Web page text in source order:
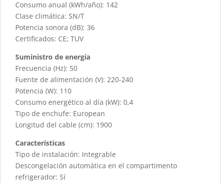
Consumo anual (kWh/año): 142
Clase climática: SN/T
Potencia sonora (dB): 36
Certificados: CE; TUV
Suministro de energía
Frecuencia (Hz): 50
Fuente de alimentación (V): 220-240
Potencia (W): 110
Consumo energético al día (kW): 0,4
Tipo de enchufe: European
Longitud del cable (cm): 1900
Características
Tipo de instalación: Integrable
Descongelación automática en el compartimento
refrigerador: Sí